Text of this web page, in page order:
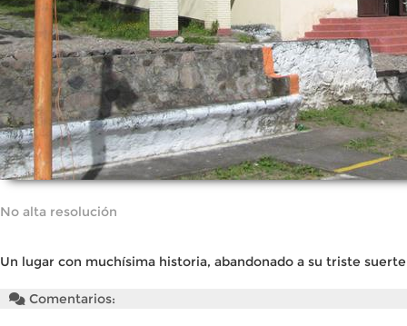
No alta resolución
Un lugar con muchísima historia, abandonado a su triste suerte
Comentarios: